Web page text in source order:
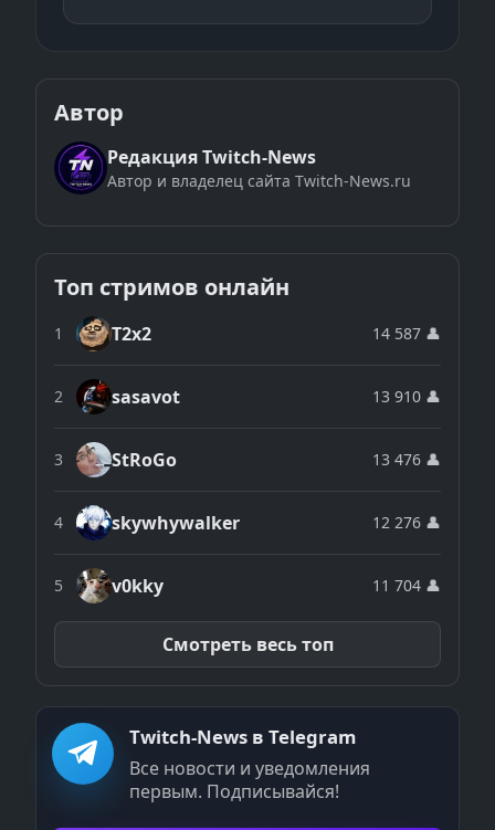
Автор
Редакция Twitch-News
Автор и владелец сайта Twitch-News.ru
Топ стримов онлайн
1 T2x2 14 587 👤
2 sasavot 13 910 👤
3 StRoGo 13 476 👤
4 skywhywalker 12 276 👤
5 v0kky 11 704 👤
Смотреть весь топ
Twitch-News в Telegram
Все новости и уведомления
первым. Подписывайся!